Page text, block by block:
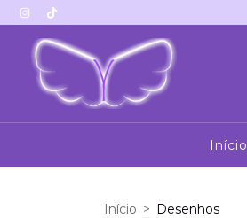
no Tiktok?
Início
Início > Desenhos